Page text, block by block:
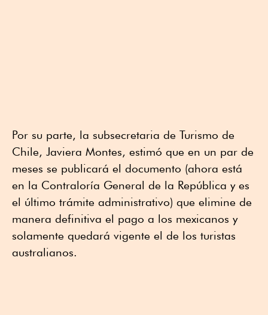
Por su parte, la subsecretaria de Turismo de
Chile, Javiera Montes, estimó que en un par de
meses se publicará el documento (ahora está
en la Contraloría General de la República y es
el último trámite administrativo) que elimine de
manera definitiva el pago a los mexicanos y
solamente quedará vigente el de los turistas
australianos.